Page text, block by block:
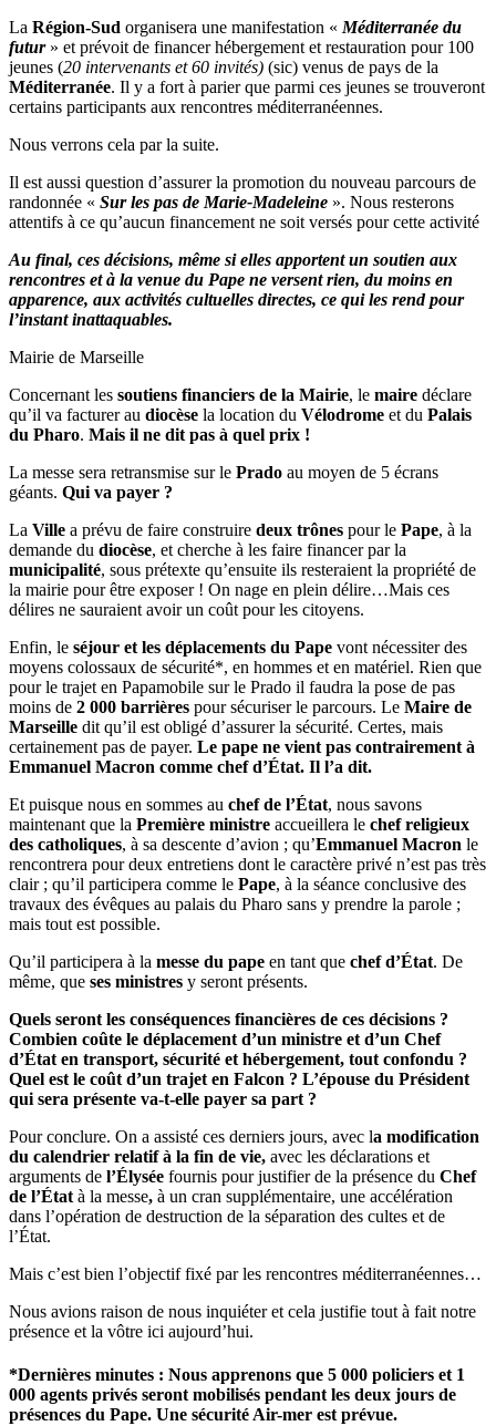
La Région-Sud organisera une manifestation « Méditerranée du
futur» et prévoit de financer hébergement et restauration pour 100
jeunes (20 intervenants et 60 invités) (sic) venus de pays de la
Méditerranée. Il y a fort à parier que parmi ces jeunes se trouveront
certains participants aux rencontres méditerranéennes.
Nous verrons cela par la suite.
Il est aussi question d’assurer la promotion du nouveau parcours de
randonnée « Sur les pas de Marie-Madeleine ». Nous resterons
attentifs à ce qu’aucun financement ne soit versés pour cette activité
Au final, ces décisions, même si elles apportent un soutien aux
rencontres et à la venue du Pape ne versent rien, du moins en
apparence, aux activités cultuelles directes, ce qui les rend pour
l’instant inattaquables.
Mairie de Marseille
Concernant les soutiens financiers de la Mairie, le maire déclare
qu’il va facturer au diocèse la location du Vélodrome et du Palais
du Pharo. Mais il ne dit pas à quel prix !
La messe sera retransmise sur le Prado au moyen de 5 écrans
géants. Qui va payer ?
La Ville a prévu de faire construire deux trônes pour le Pape, à la
demande du diocèse, et cherche à les faire financer par la
municipalité, sous prétexte qu’ensuite ils resteraient la propriété de
la mairie pour être exposer ! On nage en plein délire…Mais ces
délires ne sauraient avoir un coût pour les citoyens.
Enfin, le séjour et les déplacements du Pape vont nécessiter des
moyens colossaux de sécurité*, en hommes et en matériel. Rien que
pour le trajet en Papamobile sur le Prado il faudra la pose de pas
moins de 2 000 barrières pour sécuriser le parcours. Le Maire de
Marseille dit qu’il est obligé d’assurer la sécurité. Certes, mais
certainement pas de payer. Le pape ne vient pas contrairement à
Emmanuel Macron comme chef d’État. Il l’a dit.
Et puisque nous en sommes au chef de l’État, nous savons
maintenant que la Première ministre accueillera le chef religieux
des catholiques, à sa descente d’avion ; qu’Emmanuel Macron le
rencontrera pour deux entretiens dont le caractère privé n’est pas très
clair ; qu’il participera comme le Pape, à la séance conclusive des
travaux des évêques au palais du Pharo sans y prendre la parole ;
mais tout est possible.
Qu’il participera à la messe du pape en tant que chef d’État. De
même, que ses ministres y seront présents.
Quels seront les conséquences financières de ces décisions ?
Combien coûte le déplacement d’un ministre et d’un Chef
d’État en transport, sécurité et hébergement, tout confondu ?
Quel est le coût d’un trajet en Falcon ? L’épouse du Président
qui sera présente va-t-elle payer sa part ?
Pour conclure. On a assisté ces derniers jours, avec la modification
du calendrier relatif à la fin de vie, avec les déclarations et
arguments de l’Élysée fournis pour justifier de la présence du Chef
de l’État à la messe, à un cran supplémentaire, une accélération
dans l’opération de destruction de la séparation des cultes et de
l’État.
Mais c’est bien l’objectif fixé par les rencontres méditerranéennes…
Nous avions raison de nous inquiéter et cela justifie tout à fait notre
présence et la vôtre ici aujourd’hui.
*Dernières minutes : Nous apprenons que 5 000 policiers et 1
000 agents privés seront mobilisés pendant les deux jours de
présences du Pape. Une sécurité Air-mer est prévue.